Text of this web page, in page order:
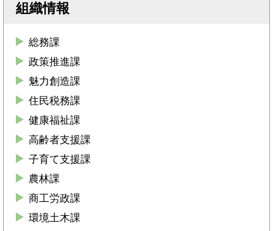
組織情報
総務課
政策推進課
魅力創造課
住民税務課
健康福祉課
高齢者支援課
子育て支援課
農林課
商工労政課
環境土木課